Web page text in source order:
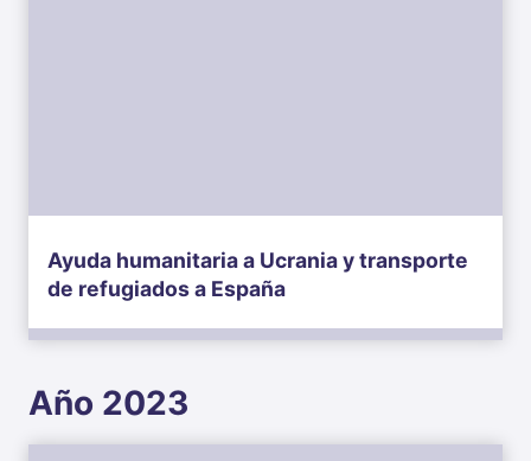
Ayuda humanitaria a Ucrania y transporte
de refugiados a España
Año 2023